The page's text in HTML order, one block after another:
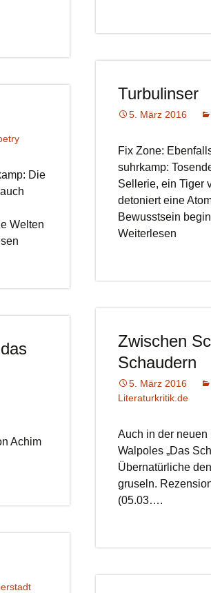
Turbulinser
5. März 2016
Fix Zone:
suhrkamp:
Sellerie, ein Tiger
detoniert eine
Bewusstsein
Weiterlesen
Die
Welten
Zwischen
Schaudern
5. März 2016
Literaturkritik.de
Auch in der
Walpoles „Das
Übernatürliche
gruseln.
(05.03….
Achim